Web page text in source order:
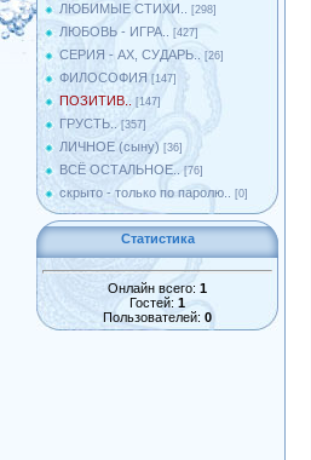
ЛЮБИМЫЕ СТИХИ.. [298]
ЛЮБОВЬ - ИГРА.. [427]
СЕРИЯ - АХ, СУДАРЬ.. [26]
ФИЛОСОФИЯ [147]
ПОЗИТИВ.. [147]
ГРУСТЬ.. [357]
ЛИЧНОЕ (сыну) [36]
ВСЁ ОСТАЛЬНОЕ.. [76]
скрыто - только по паролю.. [0]
Статистика
Онлайн всего: 1
Гостей: 1
Пользователей: 0